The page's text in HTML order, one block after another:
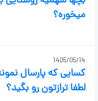
میخوره؟
1405/05/14
کسایی که پارسال
لطفا ترازتون رو بگید؟